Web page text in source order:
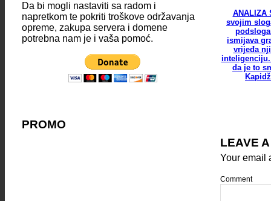
Da bi mogli nastaviti sa radom i
napretkom te pokriti troškove održavanja
opreme, zakupa servera i domene
potrebna nam je i vaša pomoć.
PROMO
ANALIZA
svojim
ismijava
vrijeđa
da je to
LEAVE
Your email
Comment